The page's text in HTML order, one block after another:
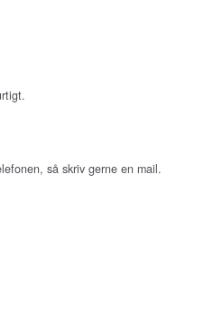
så skriv gerne en mail.